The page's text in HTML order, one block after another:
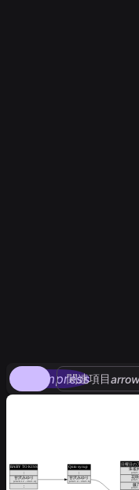
compress
関連項目